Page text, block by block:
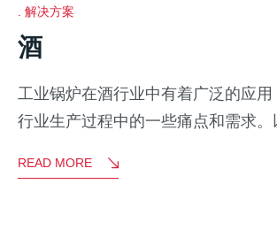
解决方案
酒
工业锅炉在酒行业中有着广泛的应用
行业生产过程中的一些痛点和需求
READ MORE